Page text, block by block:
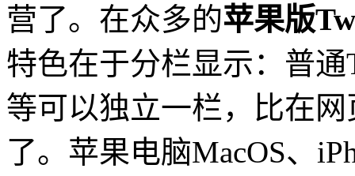
营了。在众多的苹果版
特色在于分栏显示：普
等可以独立一栏，比在
了。苹果电脑MacOS、